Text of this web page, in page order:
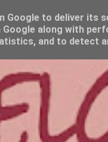
Google to deliver its
along with
and to detect